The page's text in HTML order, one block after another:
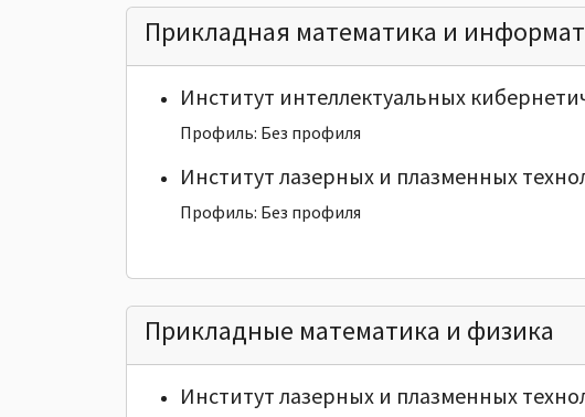
Прикладная математика и
Институт интеллектуальных
Профиль: Без профиля
Институт лазерных и плазменных
Профиль: Без профиля
Прикладные математика и физика
Институт лазерных и плазменных